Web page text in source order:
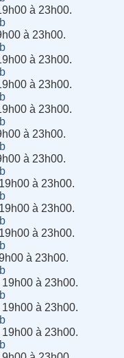
à 23h00.
à 23h00.
à 23h00.
à 23h00.
à 23h00.
à 23h00.
à 23h00.
à 23h00.
à 23h00.
à 23h00.
à 23h00.
à 23h00.
à 23h00.
à 23h00.